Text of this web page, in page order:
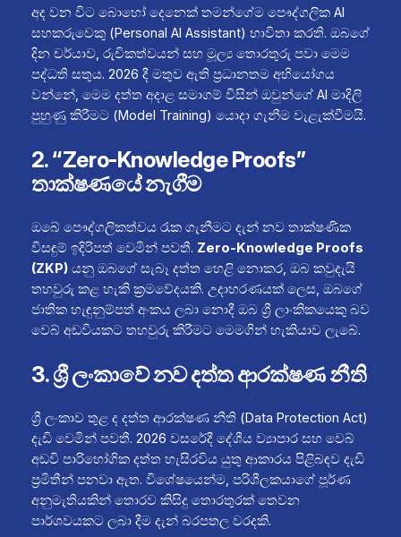
අද වන විට බොහෝ දෙනෙක් තමන්ගේම පෞද්ගලික AI
සහකරුවෙකු (Personal AI Assistant) භාවිතා කරති. ඔබගේ
දින චර්යාව, රුචිකත්වයන් සහ මූල්‍ය තොරතුරු පවා මෙම
පද්ධති සතුය. 2026 දී මතුව ඇති ප්‍රධානතම අභියෝගය
වන්නේ, මෙම දත්ත අදාළ සමාගම් විසින් ඔවුන්ගේ AI මාදිලි
පුහුණු කිරීමට (Model Training) යොදා ගැනීම වැළැක්වීමයි.
2. “Zero-Knowledge Proofs”
තාක්ෂණයේ නැගීම
ඔබේ පෞද්ගලිකත්වය රැක ගැනීමට දැන් නව තාක්ෂණික
විසඳුම් ඉදිරිපත් වෙමින් පවතී. Zero-Knowledge Proofs
(ZKP)යනු ඔබගේ සැබෑ දත්ත හෙළි නොකර, ඔබ කවුදැයි
තහවුරු කළ හැකි ක්‍රමවේදයකි. උදාහරණයක් ලෙස, ඔබගේ
ජාතික හැඳුනුම්පත් අංකය ලබා නොදී ඔබ ශ්‍රී ලාංකිකයෙකු බව
වෙබ් අඩවියකට තහවුරු කිරීමට මෙමගින් හැකියාව ලැබේ.
3. ශ්‍රී ලංකාවේ නව දත්ත ආරක්ෂණ නීති
ශ්‍රී ලංකාව තුළ ද දත්ත ආරක්ෂණ නීති (Data Protection Act)
දැඩි වෙමින් පවතී. 2026 වසරේදී දේශීය ව්‍යාපාර සහ වෙබ්
අඩවි පාරිභෝගික දත්ත හැසිරවිය යුතු ආකාරය පිළිබඳව දැඩි
ප්‍රමිතීන් පනවා ඇත. විශේෂයෙන්ම, පරිශීලකයාගේ පූර්ණ
අනුමැතියකින් තොරව කිසිදු තොරතුරක් තෙවන
පාර්ශවයකට ලබා දීම දැන් බරපතල වරදකි.